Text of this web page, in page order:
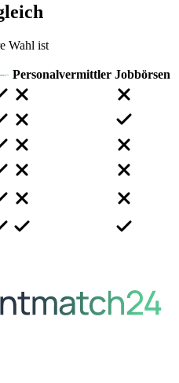
Wahl ist
Personalvermittler Jobbörsen